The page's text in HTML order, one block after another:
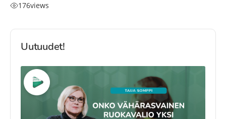
176views
Uutuudet!